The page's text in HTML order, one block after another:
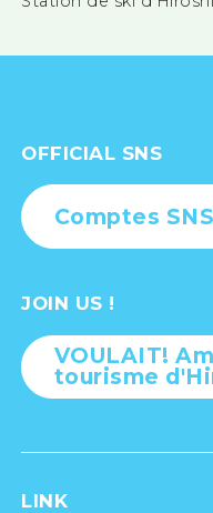
OFFICIAL SNS
Comptes
JOIN US !
VOULAIT!
tourisme
LINK